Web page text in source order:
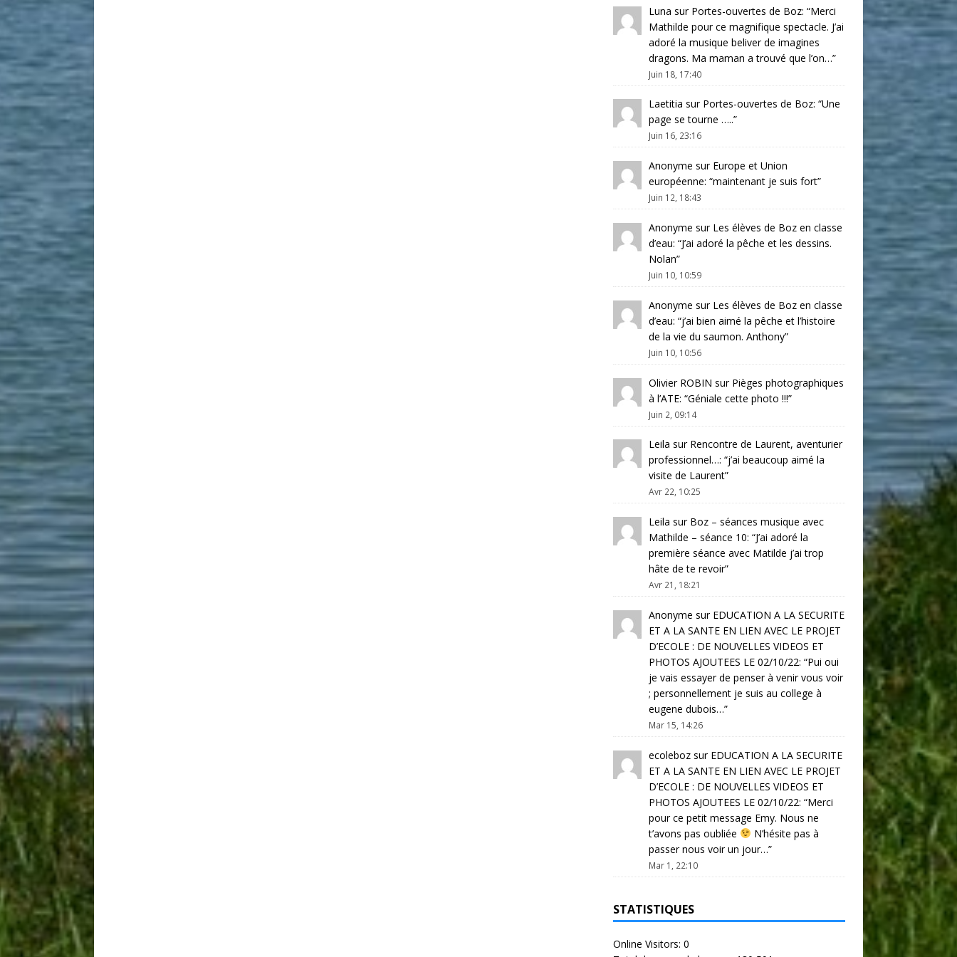
Luna sur Portes-ouvertes de Boz: “Merci
Mathilde pour ce magnifique spectacle. J’ai
adoré la musique beliver de imagines
dragons. Ma maman a trouvé que l’on…”
Juin 18, 17:40
Laetitia sur Portes-ouvertes de Boz: “Une
page se tourne …..”
Juin 16, 23:16
Anonyme sur Europe et Union
européenne: “maintenant je suis fort”
Juin 12, 18:43
Anonyme sur Les élèves de Boz en classe
d’eau: “J’ai adoré la pêche et les dessins.
Nolan”
Juin 10, 10:59
Anonyme sur Les élèves de Boz en classe
d’eau: “j’ai bien aimé la pêche et l’histoire
de la vie du saumon. Anthony”
Juin 10, 10:56
Olivier ROBIN sur Pièges photographiques
à l’ATE: “Géniale cette photo !!!”
Juin 2, 09:14
Leila sur Rencontre de Laurent, aventurier
professionnel…: “j’ai beaucoup aimé la
visite de Laurent”
Avr 22, 10:25
Leila sur Boz – séances musique avec
Mathilde – séance 10: “J’ai adoré la
première séance avec Matilde j’ai trop
hâte de te revoir”
Avr 21, 18:21
Anonyme sur EDUCATION A LA SECURITE
ET A LA SANTE EN LIEN AVEC LE PROJET
D’ECOLE : DE NOUVELLES VIDEOS ET
PHOTOS AJOUTEES LE 02/10/22: “Pui oui
je vais essayer de penser à venir vous voir
; personnellement je suis au college à
eugene dubois…”
Mar 15, 14:26
ecolebozsur EDUCATION A LA SECURITE
ET A LA SANTE EN LIEN AVEC LE PROJET
D’ECOLE : DE NOUVELLES VIDEOS ET
PHOTOS AJOUTEES LE 02/10/22: “Merci
pour ce petit message Emy. Nous ne
t’avons pas oubliée
N’hésite pas à
passer nous voir un jour…”
Mar 1, 22:10
STATISTIQUES
Online Visitors: 0